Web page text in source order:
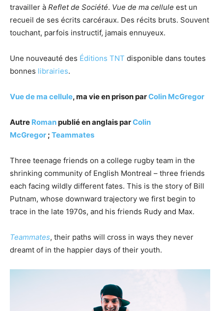
travailler à Reflet de Société. Vue de ma cellule est un
recueil de ses écrits carcéraux. Des récits bruts. Souvent
touchant, parfois instructif, jamais ennuyeux.
Une nouveauté des Éditions TNT disponible dans toutes
bonnes librairies.
Vue de ma cellule, ma vie en prison parColin McGregor
Autre Romanpublié en anglais parColin
McGregor ; Teammates
Three teenage friends on a college rugby team in the
shrinking community of English Montreal – three friends
each facing wildly different fates. This is the story of Bill
Putnam, whose downward trajectory we first begin to
trace in the late 1970s, and his friends Rudy and Max.
Teammates, their paths will cross in ways they never
dreamt of in the happier days of their youth.